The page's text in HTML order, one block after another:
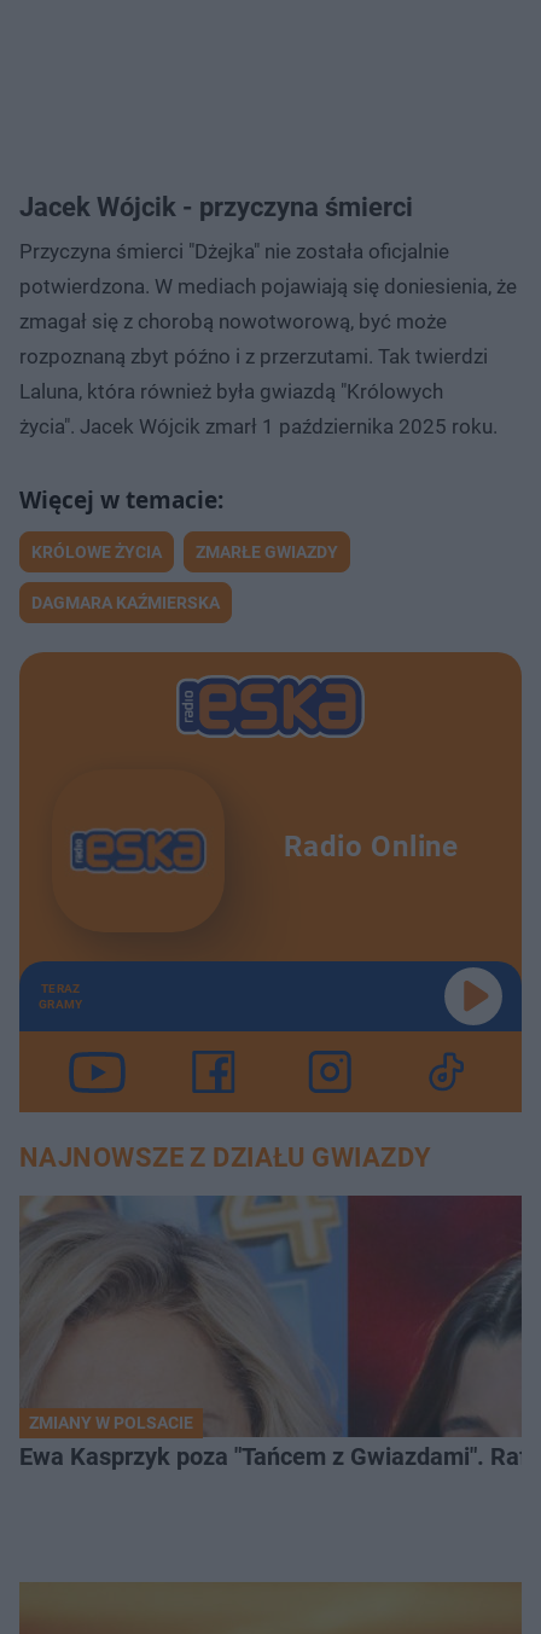
Jacek Wójcik - przyczyna śmierci
Przyczyna śmierci "Dżejka" nie została oficjalnie
potwierdzona. W mediach pojawiają się doniesienia, że
zmagał się z chorobą nowotworową, być może
rozpoznaną zbyt późno i z przerzutami. Tak twierdzi
Laluna, która również była gwiazdą "Królowych
życia". Jacek Wójcik zmarł 1 października 2025 roku.
KRÓLOWE ŻYCIA ZMARŁE GWIAZDY
DAGMARA KAŹMIERSKA
Radio Online
TERAZ
GRAMY
NAJNOWSZE Z DZIAŁU GWIAZDY
ZMIANY W POLSACIE
Ewa Kasprzyk poza "Tańcem z Gwiazdami".